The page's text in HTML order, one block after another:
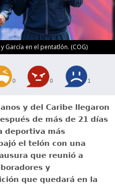
García en el pentatlón. (COG)
0 0 1
y del Caribe llegaron
de más de 21 días
deportiva más
el telón con una
que reunió a
y
que quedará en la